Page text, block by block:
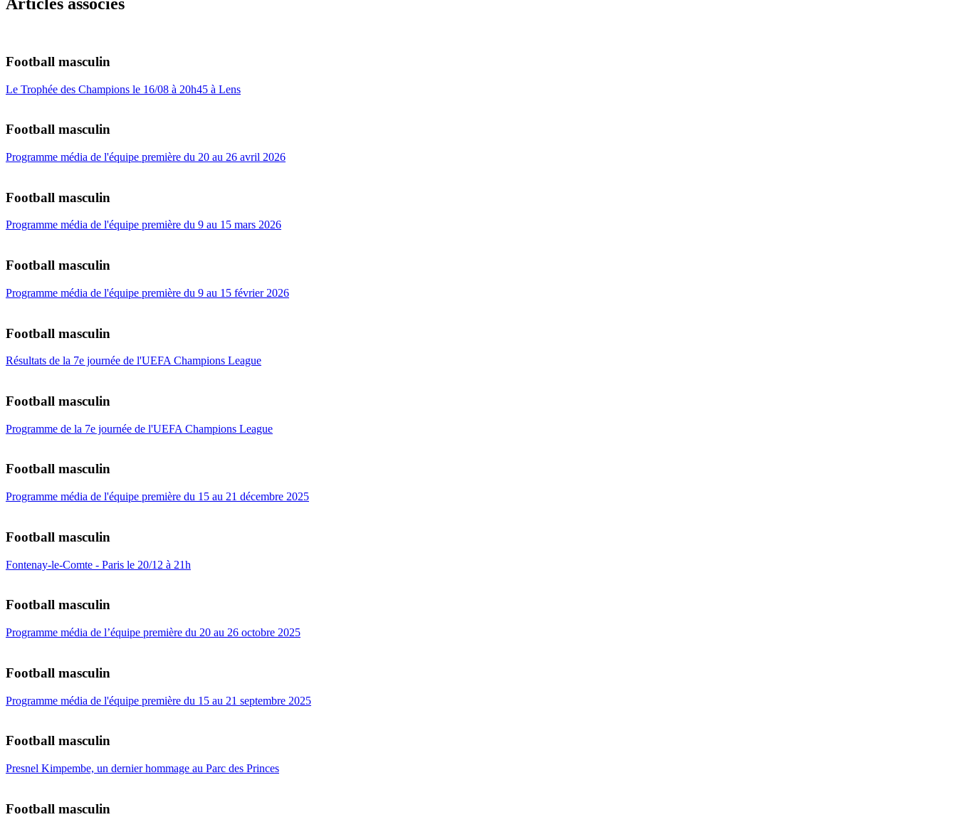
Articles associés
Football masculin
Le Trophée des Champions le 16/08 à 20h45 à Lens
Football masculin
Programme média de l'équipe première du 20 au 26 avril 2026
Football masculin
Programme média de l'équipe première du 9 au 15 mars 2026
Football masculin
Programme média de l'équipe première du 9 au 15 février 2026
Football masculin
Résultats de la 7e journée de l'UEFA Champions League
Football masculin
Programme de la 7e journée de l'UEFA Champions League
Football masculin
Programme média de l'équipe première du 15 au 21 décembre 2025
Football masculin
Fontenay-le-Comte - Paris le 20/12 à 21h
Football masculin
Programme média de l’équipe première du 20 au 26 octobre 2025
Football masculin
Programme média de l'équipe première du 15 au 21 septembre 2025
Football masculin
Presnel Kimpembe, un dernier hommage au Parc des Princes
Football masculin